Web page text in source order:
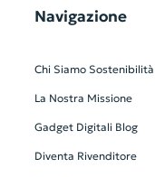
Navigazione
Chi Siamo Sostenibilità
La Nostra Missione
Gadget Digitali Blog
Diventa Rivenditore